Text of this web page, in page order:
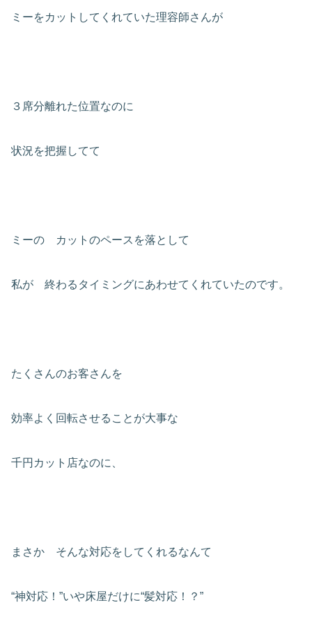
ミーをカットしてくれていた理容師さんが
３席分離れた位置なのに
状況を把握してて
ミーの カットのペースを落として
私が 終わるタイミングにあわせてくれていたのです。
たくさんのお客さんを
効率よく回転させることが大事な
千円カット店なのに、
まさか そんな対応をしてくれるなんて
“神対応！”いや床屋だけに“髪対応！？”